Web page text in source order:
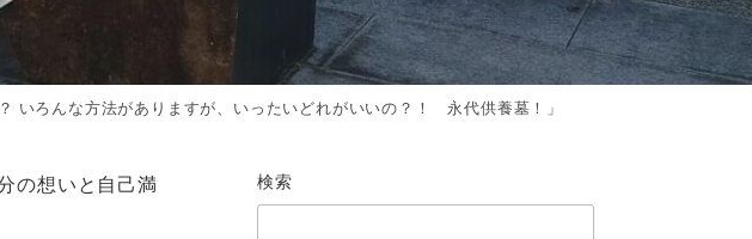
いろんな方法がありますが、いったいどれがいいの？！ 永代供養墓！」
想いと自己満
検索